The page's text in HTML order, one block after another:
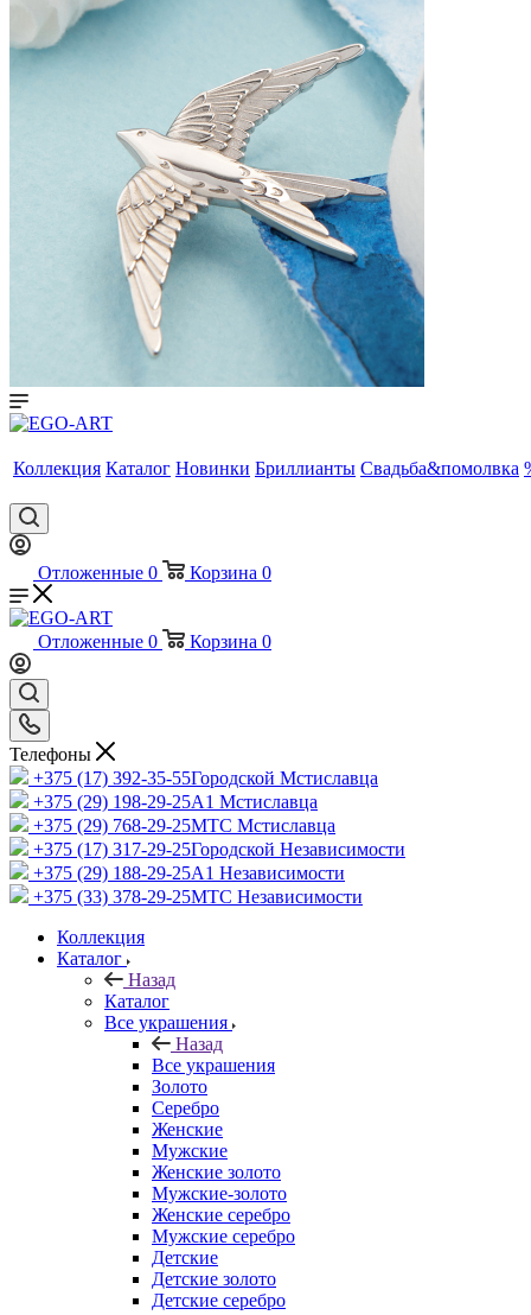
Коллекция Каталог Новинки Бриллианты Свадьба&помолвка
Отложенные 0 Корзина 0
Отложенные 0 Корзина 0
Телефоны
+375 (17) 392-35-55Городской Мстиславца
+375 (29) 198-29-25A1 Мстиславца
+375 (29) 768-29-25МТС Мстиславца
+375 (17) 317-29-25Городской Независимости
+375 (29) 188-29-25A1 Независимости
+375 (33) 378-29-25МТС Независимости
Коллекция
Каталог
Назад
Каталог
Все украшения
Назад
Все украшения
Золото
Серебро
Женские
Мужские
Женские золото
Мужские-золото
Женские серебро
Мужские серебро
Детские
Детские золото
Детские серебро